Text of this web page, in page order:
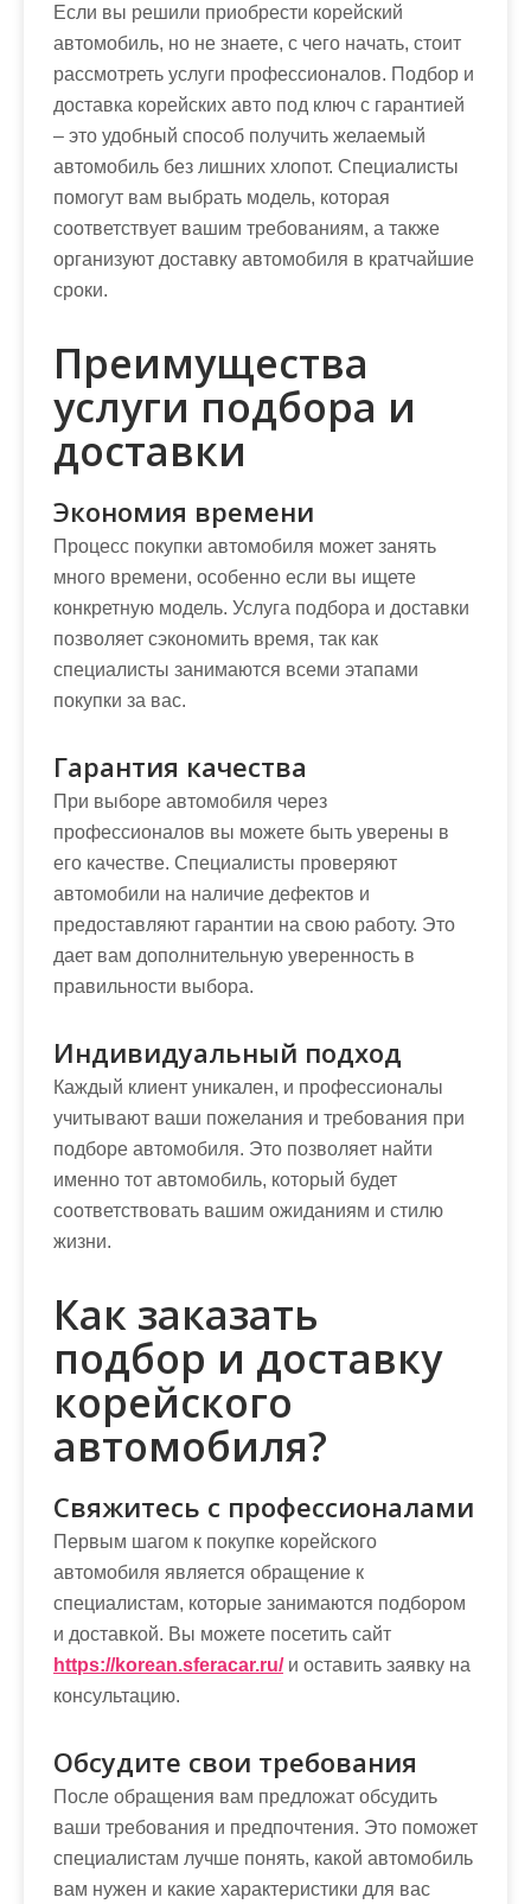
Если вы решили приобрести корейский
автомобиль, но не знаете, с чего начать, стоит
рассмотреть услуги профессионалов. Подбор и
доставка корейских авто под ключ с гарантией
– это удобный способ получить желаемый
автомобиль без лишних хлопот. Специалисты
помогут вам выбрать модель, которая
соответствует вашим требованиям, а также
организуют доставку автомобиля в кратчайшие
сроки.
Преимущества
услуги подбора и
доставки
Экономия времени
Процесс покупки автомобиля может занять
много времени, особенно если вы ищете
конкретную модель. Услуга подбора и доставки
позволяет сэкономить время, так как
специалисты занимаются всеми этапами
покупки за вас.
Гарантия качества
При выборе автомобиля через
профессионалов вы можете быть уверены в
его качестве. Специалисты проверяют
автомобили на наличие дефектов и
предоставляют гарантии на свою работу. Это
дает вам дополнительную уверенность в
правильности выбора.
Индивидуальный подход
Каждый клиент уникален, и профессионалы
учитывают ваши пожелания и требования при
подборе автомобиля. Это позволяет найти
именно тот автомобиль, который будет
соответствовать вашим ожиданиям и стилю
жизни.
Как заказать
подбор и доставку
корейского
автомобиля?
Свяжитесь с профессионалами
Первым шагом к покупке корейского
автомобиля является обращение к
специалистам, которые занимаются подбором
и доставкой. Вы можете посетить сайт
https://korean.sferacar.ru/и оставить заявку на
консультацию.
Обсудите свои требования
После обращения вам предложат обсудить
ваши требования и предпочтения. Это поможет
специалистам лучше понять, какой автомобиль
вам нужен и какие характеристики для вас